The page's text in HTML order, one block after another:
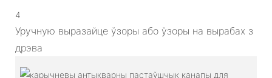
4
Уручную выразайце ўзоры або ўзоры на вырабах з
дрэва